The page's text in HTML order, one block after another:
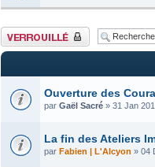
Forum verrouillé
Ouverture des
par Gaël Sacré » 31 Jan
La fin des Ateliers
par Fabien | L'Alcyon » 04